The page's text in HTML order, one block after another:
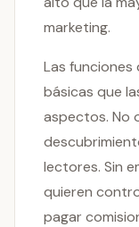
marketing.
Las funciones
básicas que
aspectos. No
lectores. Sin
quieren
pagar